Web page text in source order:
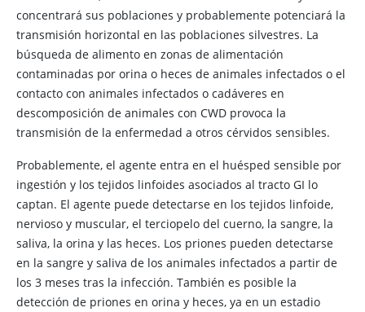
concentrará sus poblaciones y probablemente potenciará la
transmisión horizontal en las poblaciones silvestres. La
búsqueda de alimento en zonas de alimentación
contaminadas por orina o heces de animales infectados o el
contacto con animales infectados o cadáveres en
descomposición de animales con CWD provoca la
transmisión de la enfermedad a otros cérvidos sensibles.
Probablemente, el agente entra en el huésped sensible por
ingestión y los tejidos linfoides asociados al tracto GI lo
captan. El agente puede detectarse en los tejidos linfoide,
nervioso y muscular, el terciopelo del cuerno, la sangre, la
saliva, la orina y las heces. Los priones pueden detectarse
en la sangre y saliva de los animales infectados a partir de
los 3 meses tras la infección. También es posible la
detección de priones en orina y heces, ya en un estadio